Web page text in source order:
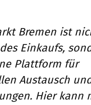
Bremen ist
Einkaufs,
Plattform für
Austausch
Hier kann